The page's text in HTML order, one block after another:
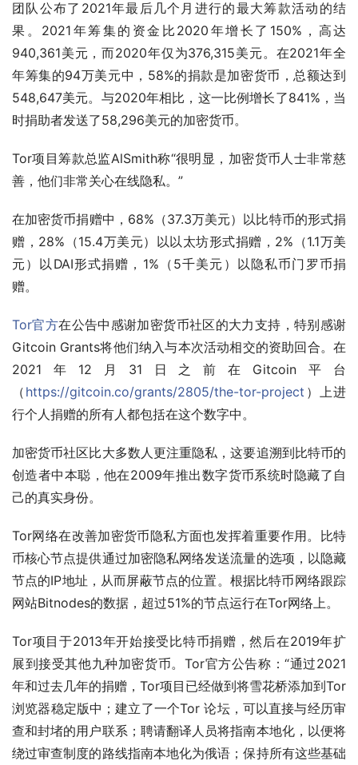
团队公布了2021年最后几个月进行的最大筹款活动的结
果。2021年筹集的资金比2020年增长了150%，高达
940,361美元，而2020年仅为376,315美元。在2021年全
年筹集的94万美元中，58%的捐款是加密货币，总额达到
548,647美元。与2020年相比，这一比例增长了841%，当
时捐助者发送了58,296美元的加密货币。
Tor项目筹款总监AlSmith称“很明显，加密货币人士非常慈
善，他们非常关心在线隐私。”
在加密货币捐赠中，68%（37.3万美元）以比特币的形式捐
赠，28%（15.4万美元）以以太坊形式捐赠，2%（1.1万美
元）以DAI形式捐赠，1%（5千美元）以隐私币门罗币捐
赠。
Tor官方在公告中感谢加密货币社区的大力支持，特别感谢
Gitcoin Grants将他们纳入与本次活动相交的资助回合。在
2021年12月31日之前在Gitcoin平台
（ https://gitcoin.co/grants/2805/the-tor-project ）上进
行个人捐赠的所有人都包括在这个数字中。
加密货币社区比大多数人更注重隐私，这要追溯到比特币的
创造者中本聪，他在2009年推出数字货币系统时隐藏了自
己的真实身份。
Tor网络在改善加密货币隐私方面也发挥着重要作用。比特
币核心节点提供通过加密隐私网络发送流量的选项，以隐藏
节点的IP地址，从而屏蔽节点的位置。根据比特币网络跟踪
网站Bitnodes的数据，超过51%的节点运行在Tor网络上。
Tor项目于2013年开始接受比特币捐赠，然后在2019年扩
展到接受其他九种加密货币。Tor官方公告称：“通过2021
年和过去几年的捐赠，Tor项目已经做到将雪花桥添加到Tor
浏览器稳定版中；建立了一个Tor 论坛，可以直接与经历审
查和封堵的用户联系；聘请翻译人员将指南本地化，以便将
绕过审查制度的路线指南本地化为俄语；保持所有这些基础